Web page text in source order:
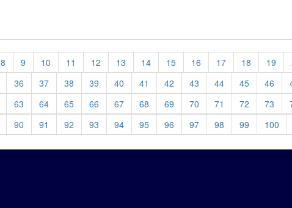
8 9 10 11 12 13 14 15 16 17 18 19
36 37 38 39 40 41 42 43 44 45 46
63 64 65 66 67 68 69 70 71 72 73
90 91 92 93 94 95 96 97 98 99 100